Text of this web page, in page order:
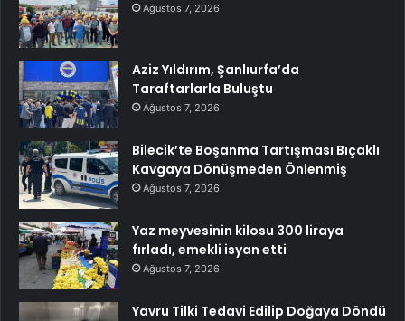
Ağustos 7, 2026
Aziz Yıldırım, Şanlıurfa’da
Taraftarlarla Buluştu
Ağustos 7, 2026
Bilecik’te Boşanma Tartışması Bıçaklı
Kavgaya Dönüşmeden Önlenmiş
Ağustos 7, 2026
Yaz meyvesinin kilosu 300 liraya
fırladı, emekli isyan etti
Ağustos 7, 2026
Yavru Tilki Tedavi Edilip Doğaya Döndü